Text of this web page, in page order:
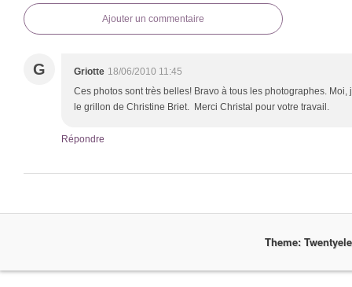
Ajouter un commentaire
G Griotte 18/06/2010 11:45
Ces photos sont très belles! Bravo à tous les photographes.
le grillon de Christine Briet. Merci Christal pour votre travail.
Répondre
Theme: